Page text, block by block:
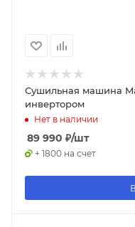
Сушильная машина
инвертором
Нет в наличии
89 990 ₽/шт
+ 1800 на счет